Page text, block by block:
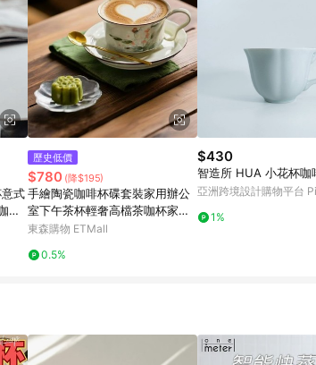
式
啡
歷史低價
$780 (降$195)
手繪陶瓷咖啡杯碟套裝家用辦公
室下午茶杯輕奢高檔茶咖杯家用
水杯
東森購物 ETMall
0.5%
$430
智造所 HUA 小花杯咖
亞洲跨境設計購物平台
1%